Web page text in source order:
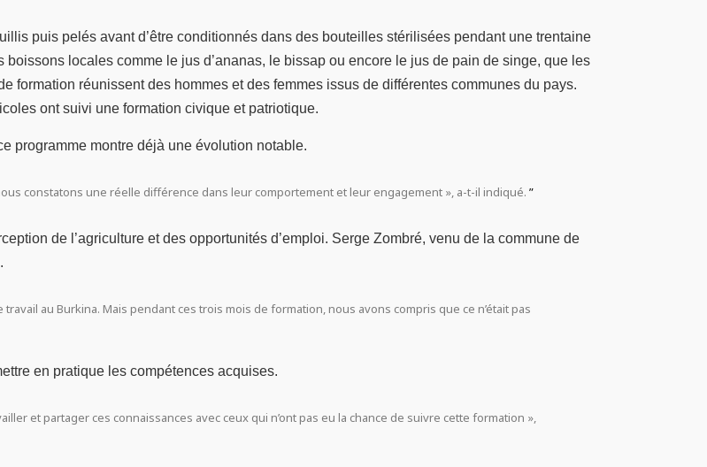
puis pelés avant d’être conditionnés dans des bouteilles stérilisées pendant une trentaine
locales comme le jus d’ananas, le bissap ou encore le jus de pain de singe, que les
formation réunissent des hommes et des femmes issus de différentes communes du pays.
ont suivi une formation civique et patriotique.
programme montre déjà une évolution notable.
constatons une réelle différence dans leur comportement et leur engagement », a-t-il indiqué.
de l’agriculture et des opportunités d’emploi. Serge Zombré, venu de la commune de
travail au Burkina. Mais pendant ces trois mois de formation, nous avons compris que ce n’était pas
en pratique les compétences acquises.
et partager ces connaissances avec ceux qui n’ont pas eu la chance de suivre cette formation »,